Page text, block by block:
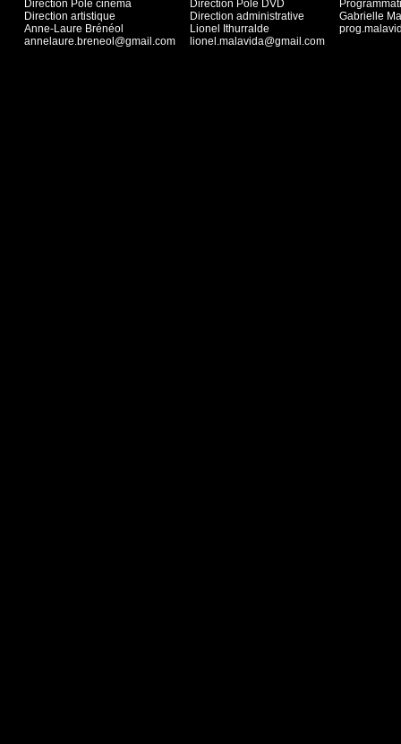
Direction Pôle cinéma
Direction artistique
Anne-Laure Brénéol
annelaure.breneol@gmail.com
Direction Pôle DVD
Direction administrative
Lionel Ithurralde
lionel.malavida@gmail.com
Gabrielle